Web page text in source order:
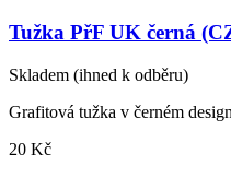
Tužka PřF UK černá
Skladem (ihned k odběru)
Grafitová tužka v černém
20 Kč